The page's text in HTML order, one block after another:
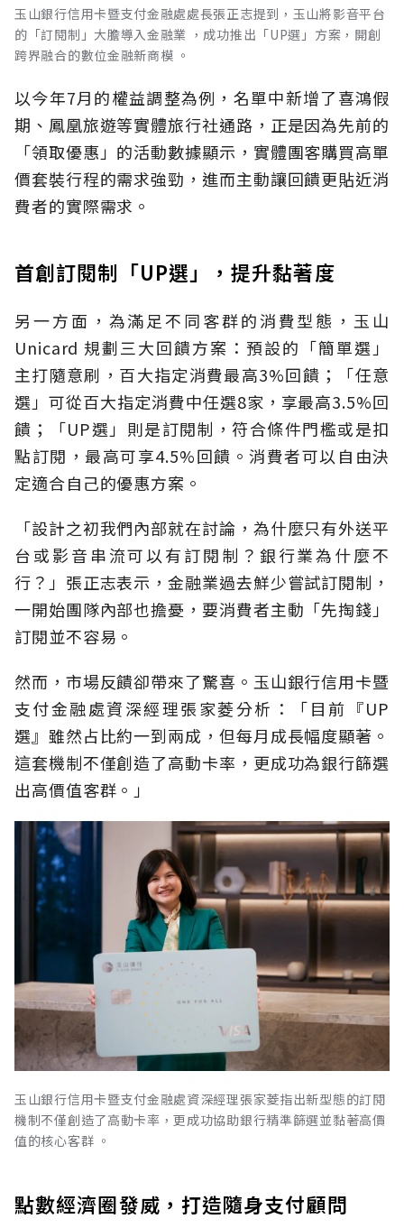
玉山銀行信用卡暨支付金融處處長張正志提到，玉山將影音平台
的「訂閱制」大膽導入金融業 ，成功推出「UP選」方案，開創
跨界融合的數位金融新商模 。
以今年7月的權益調整為例，名單中新增了喜鴻假
期、鳳凰旅遊等實體旅行社通路，正是因為先前的
「領取優惠」的活動數據顯示，實體團客購買高單
價套裝行程的需求強勁，進而主動讓回饋更貼近消
費者的實際需求。
首創訂閱制「UP選」，提升黏著度
另一方面，為滿足不同客群的消費型態，玉山
Unicard 規劃三大回饋方案：預設的「簡單選」
主打隨意刷，百大指定消費最高3%回饋；「任意
選」可從百大指定消費中任選8家，享最高3.5%回
饋；「UP選」則是訂閱制，符合條件門檻或是扣
點訂閱，最高可享4.5%回饋。消費者可以自由決
定適合自己的優惠方案。
「設計之初我們內部就在討論，為什麼只有外送平
台或影音串流可以有訂閱制？銀行業為什麼不
行？」張正志表示，金融業過去鮮少嘗試訂閱制，
一開始團隊內部也擔憂，要消費者主動「先掏錢」
訂閱並不容易。
然而，市場反饋卻帶來了驚喜。玉山銀行信用卡暨
支付金融處資深經理張家菱分析：「目前『UP
選』雖然占比約一到兩成，但每月成長幅度顯著。
這套機制不僅創造了高動卡率，更成功為銀行篩選
出高價值客群。」
玉山銀行信用卡暨支付金融處資深經理張家菱指出新型態的訂閱
機制不僅創造了高動卡率，更成功協助銀行精準篩選並黏著高價
值的核心客群 。
點數經濟圈發威，打造隨身支付顧問